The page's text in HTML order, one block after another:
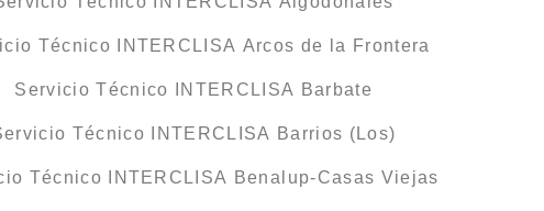
Técnico INTERCLISA Arcos de la Frontera
Servicio Técnico INTERCLISA Barbate
Técnico INTERCLISA Barrios (Los)
Técnico INTERCLISA Benalup-Casas Viejas